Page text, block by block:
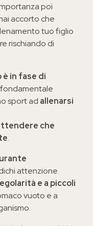
poi
accorto che
tuo figlio
rischiando di
è in fase di
sport ad allenarsi
che
.
attenzione
e a piccoli
vuoto e a